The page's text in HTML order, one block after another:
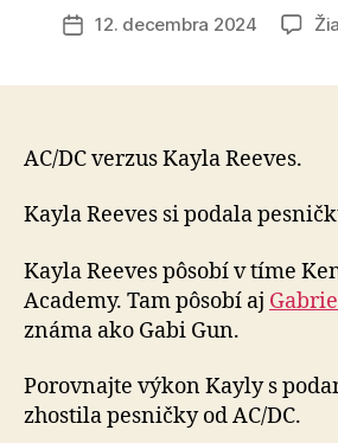
článku
Dátum
12. decembra 2024
AC/DC verzus Kayla Reeves.
Kayla Reeves si podala
Kayla Reeves pôsobí v tíme
Academy. Tam pôsobí aj
známa ako Gabi Gun.
Porovnajte výkon Kayly s
zhostila pesničky od AC/DC.